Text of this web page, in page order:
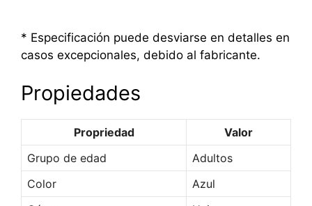
* Especificación puede desviarse en detalles en
casos excepcionales, debido al fabricante.
Propiedades
Propriedad
Valor
Grupo de edad
Adultos
Color
Azul